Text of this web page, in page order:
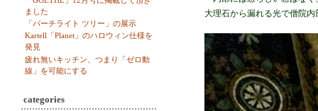
ました
「パーチライト ツリー」の展示
Kartell「Planet」のハロウィン仕様を
発見
疲れ無いキッチン、つまり「ゼロ動
線」を可能にする
categories
大理石から漏れる光で僧院